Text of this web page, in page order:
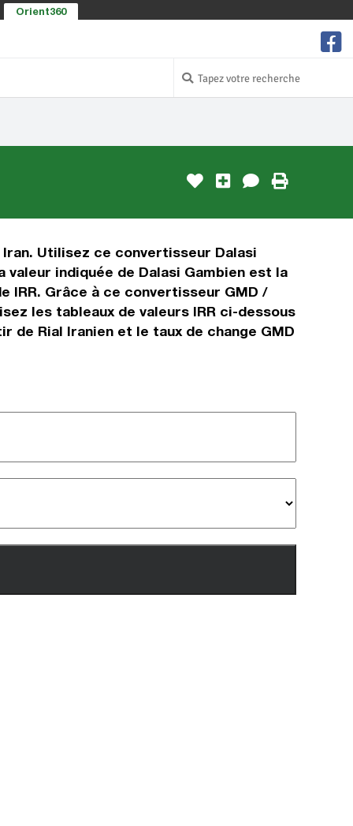
Orient360
Utilisez ce convertisseur Dalasi
valeur indiquée de Dalasi Gambien est la
IRR. Grâce à ce convertisseur GMD /
les tableaux de valeurs IRR ci-dessous
de Rial Iranien et le taux de change GMD